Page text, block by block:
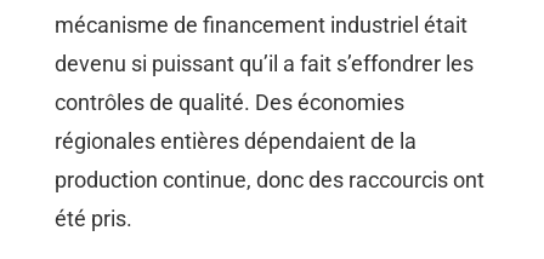
mécanisme de financement industriel était
devenu si puissant qu’il a fait s’effondrer les
contrôles de qualité. Des économies
régionales entières dépendaient de la
production continue, donc des raccourcis ont
été pris.